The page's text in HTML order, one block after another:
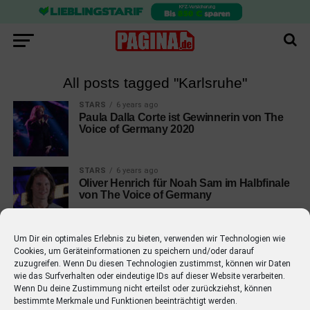
Um Dir ein optimales Erlebnis zu bieten, verwenden wir Technologien wie
Cookies, um Geräteinformationen zu speichern und/oder darauf
zuzugreifen. Wenn Du diesen Technologien zustimmst, können wir Daten
wie das Surfverhalten oder eindeutige IDs auf dieser Website verarbeiten.
Wenn Du deine Zustimmung nicht erteilst oder zurückziehst, können
bestimmte Merkmale und Funktionen beeinträchtigt werden.
All posts tagged "Karlsruhe"
STARS 6 years ago
Paula Dalla Corte ist Gewinnerin von The
Voice of Germany 2020
STARS 6 years ago
Oliver Henrich für Noah Sam im Halbfinale
von The Voice of Germany
EMPFOHLEN